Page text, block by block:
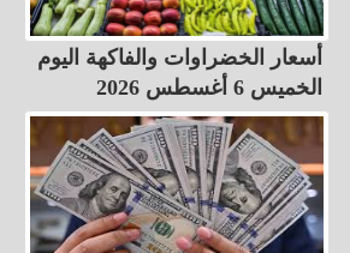
أسعار الخضراوات والفاكهة اليوم
الخميس 6 أغسطس 2026